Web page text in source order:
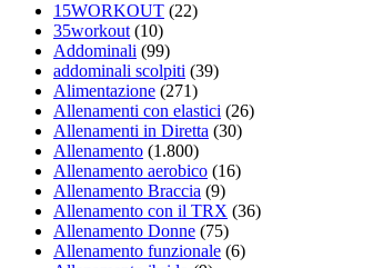
15WORKOUT (22)
35workout(10)
Addominali (99)
addominali scolpiti (39)
Alimentazione (271)
Allenamenti con elastici (26)
Allenamenti in Diretta (30)
Allenamento (1.800)
Allenamento aerobico (16)
Allenamento Braccia (9)
Allenamento con il TRX (36)
Allenamento Donne (75)
Allenamento funzionale (6)